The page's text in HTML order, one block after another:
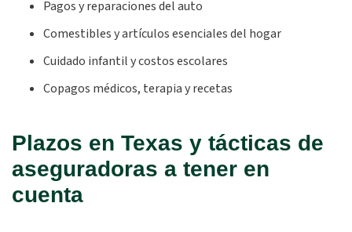
Pagos y reparaciones del auto
Comestibles y artículos esenciales del hogar
Cuidado infantil y costos escolares
Copagos médicos, terapia y recetas
Plazos en Texas y tácticas de
aseguradoras a tener en
cuenta